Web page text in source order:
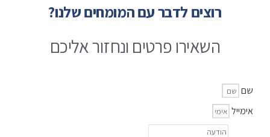
רוצים לדבר עם המומחים שלנו?
השאירו פרטים ונחזור אליכם
שם
אימייל